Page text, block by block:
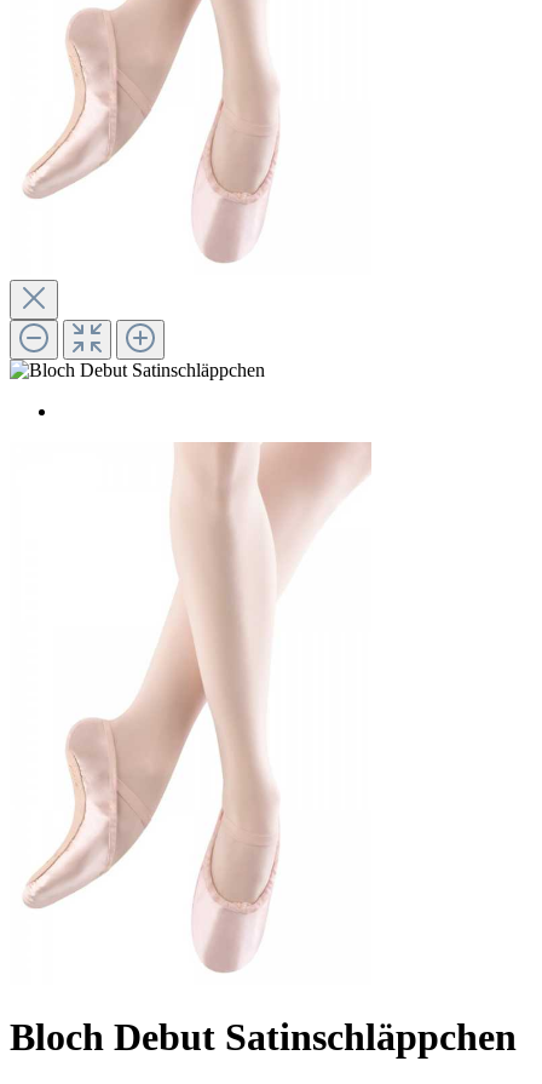
Bloch Debut Satinschläppchen